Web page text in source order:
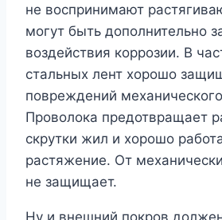
не воспринимают
могут быть дополнительно
воздействия коррозии. В
стальных лент хорошо
повреждений
Проволока предотвращает
скрутки жил и хорошо
растяжение. От
не защищает.
Ну и внешний покров